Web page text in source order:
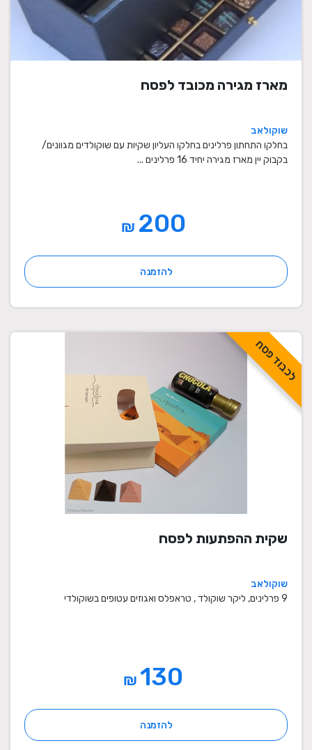
מארז מגירה מכובד לפסח
שוקולאב
בחלקו התחתון פרלינים בחלקו העליון שקיות עם שוקולדים מגוונים/
בקבוק יין מארז מגירה יחיד 16 פרלינים ...
₪
להזמנה
לכבוד פסח
שקית ההפתעות לפסח
שוקולאב
9 פרלינים, ליקר שוקולד , טראפלס ואגוזים עטופים בשוקולדי
₪
להזמנה